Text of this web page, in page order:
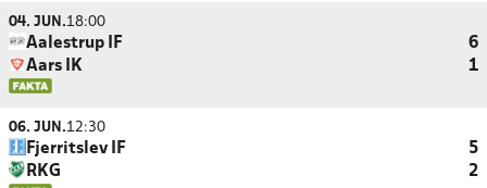
04. JUN.18:00
Aalestrup IF
6
Aars IK
1
06. JUN.12:30
Fjerritslev IF
5
RKG
2